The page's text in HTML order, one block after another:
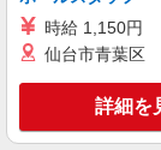
キー
パート
日研トータルソー
時給 1,150円
仙台市青葉区
詳細を